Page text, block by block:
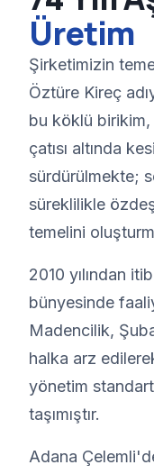
Üretim
Şirketimizin
Öztüre Kireç
bu köklü
çatısı altında
sürdürülmekte;
süreklilikle
temelini
2010 yılından
bünyesinde
Madencilik,
halka arz
yönetim
taşımıştır.
Adana